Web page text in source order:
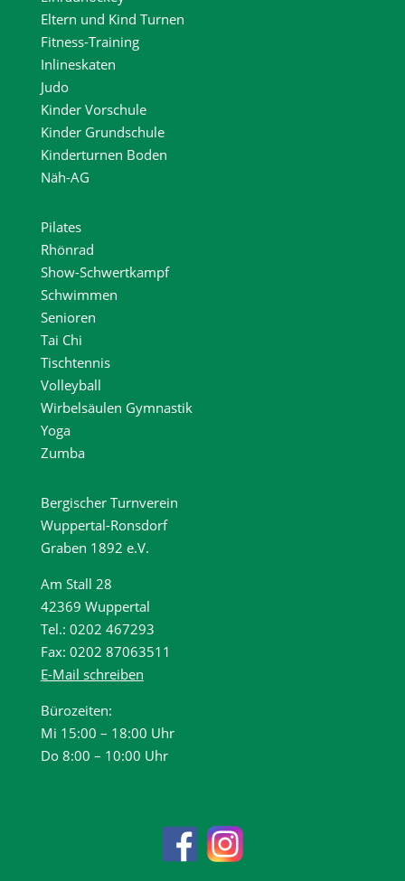
Eltern und Kind Turnen
Fitness-Training
Inlineskaten
Judo
Kinder Vorschule
Kinder Grundschule
Kinderturnen Boden
Näh-AG
Pilates
Rhönrad
Show-Schwertkampf
Schwimmen
Senioren
Tai Chi
Tischtennis
Volleyball
Wirbelsäulen Gymnastik
Yoga
Zumba
Bergischer Turnverein
Wuppertal-Ronsdorf
Graben 1892 e.V.
Am Stall 28
42369 Wuppertal
Tel.: 0202 467293
Fax: 0202 87063511
E-Mail schreiben
Bürozeiten:
Mi 15:00 – 18:00 Uhr
Do 8:00 – 10:00 Uhr